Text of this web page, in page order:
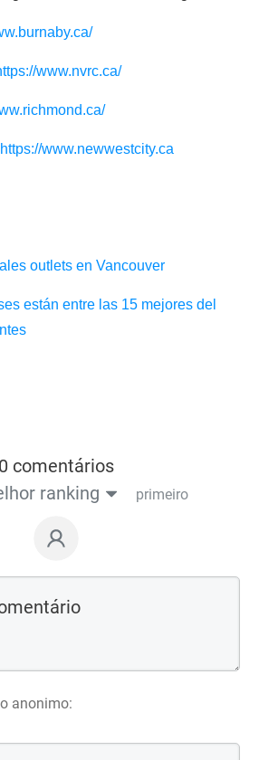
www.nvrc.ca/
https://www.newwestcity.ca
outlets en Vancouver
están entre las 15 mejores del
0 comentários
ranking primeiro
anonimo: